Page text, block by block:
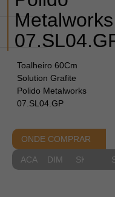
Metalworks
Toalheiro 60Cm
Solution Grafite
Polido Metalworks
07.SL04.GP
ONDE COMPRAR
ACABAMENTOS
DIMENSIONAIS